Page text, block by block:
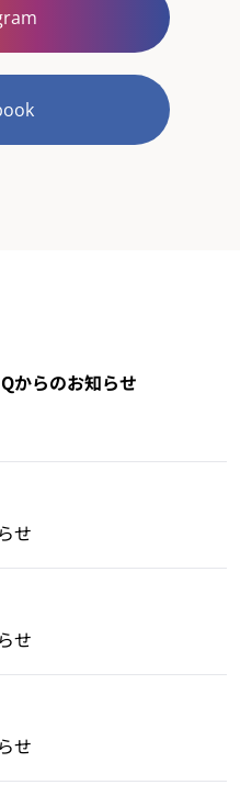
からのお知らせ
せ
せ
せ